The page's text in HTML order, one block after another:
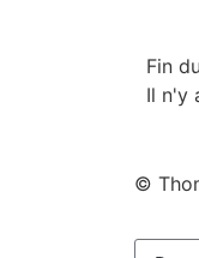
Fin
Il n'y
©